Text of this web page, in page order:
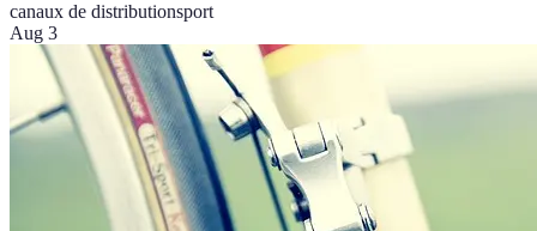
canaux de distributionsport
Aug 3